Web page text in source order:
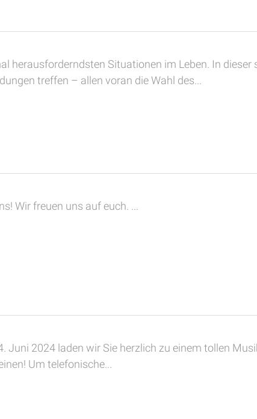
herausforderndsten Situationen im Leben. In dieser
treffen – allen voran die Wahl des...
Wir freuen uns auf euch. ...
2024 laden wir Sie herzlich zu einem tollen
Um telefonische...